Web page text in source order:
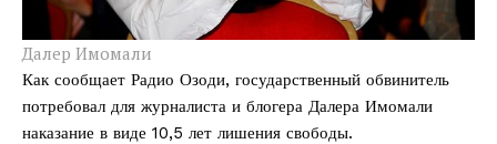
Далер Имомали
Как сообщает Радио Озоди, государственный обвинитель
потребовал для журналиста и блогера Далера Имомали
наказание в виде 10,5 лет лишения свободы.